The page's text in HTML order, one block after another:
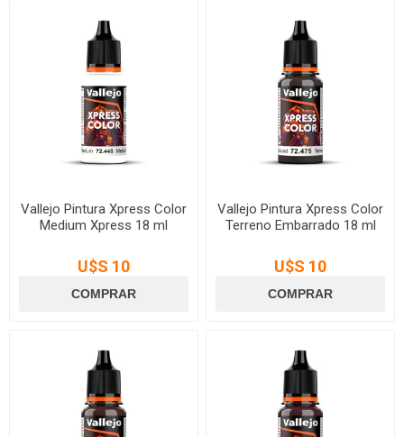
Vallejo Pintura Xpress Color
Medium Xpress 18 ml
U$S 10
Vallejo Pintura Xpress Color
Terreno Embarrado 18 ml
U$S 10